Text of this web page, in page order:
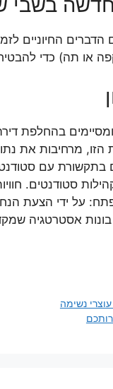
החיוניים
או תה) כדי
בהחלפת
מרחיבות את
בתקשורת עם
סטודנטים. חוויות
על ידי הצעת
בונות אסטרטגיה
נשימה